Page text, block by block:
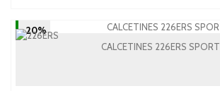
-20%
CALCETINES 226ERS SPORT